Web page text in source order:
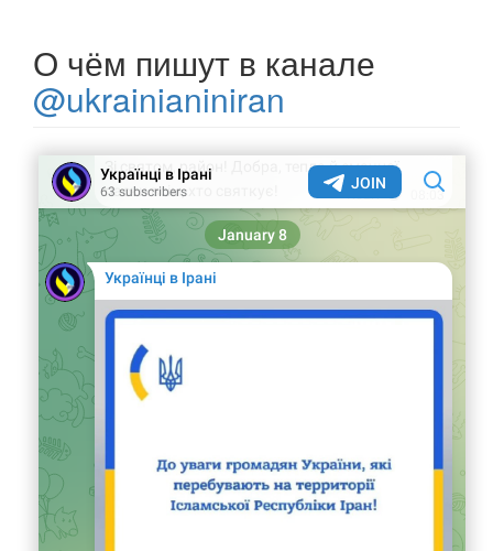
О чём пишут в канале
@ukrainianiniran